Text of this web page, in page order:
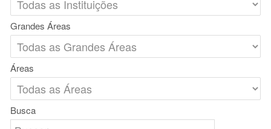
Grandes Áreas
Áreas
Busca